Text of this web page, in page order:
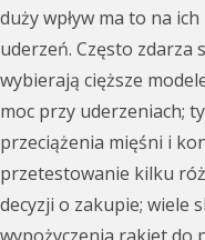
duży wpływ ma to na
uderzeń. Często zdarza
wybierają cięższe
moc przy uderzeniach;
przeciążenia mięśni i
przetestowanie kilku
decyzji o zakupie; wiele